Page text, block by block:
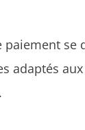
paiement se
adaptés